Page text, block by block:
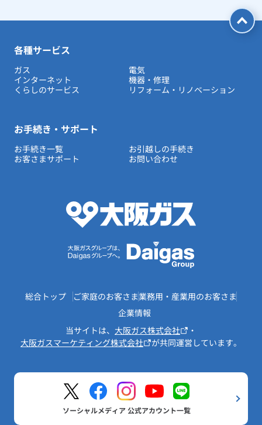
各種サービス
ガス
電気
インターネット
機器・修理
くらしのサービス
リフォーム・リノベーション
お手続き・サポート
お手続き一覧
お引越しの手続き
お客さまサポート
お問い合わせ
総合トップ ご家庭のお客さま業務用・産業用のお客さま
企業情報
当サイトは、 大阪ガス株式会社
・
大阪ガスマーケティング株式会社
が共同運営しています。
ソーシャルメディア 公式アカウント一覧